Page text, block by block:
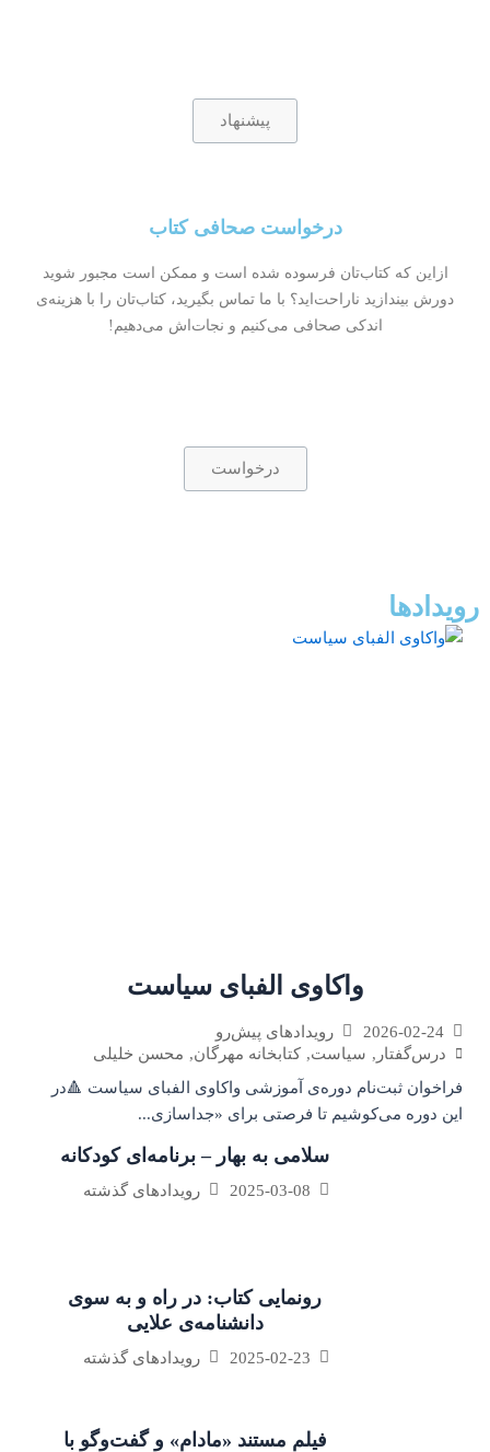
پیشنهاد
درخواست صحافی کتاب
ازاین که کتاب‌تان فرسوده شده است و ممکن است مجبور شوید
دورش بیندازید ناراحت‌اید؟ با ما تماس بگیرید،‌ کتاب‌تان را با هزینه‌ی
اندکی صحافی می‌کنیم و نجات‌اش می‌دهیم!
درخواست
رویدادها
واکاوی الفبای سیاست
2026-02-24
رویدادهای پیش‌رو
درس‌گفتار , سیاست, کتابخانه مهرگان, محسن خلیلی
فراخوان ثبت‌نام دوره‌ی آموزشی واکاوی الفبای سیاست 🔺در
این دوره می‌کوشیم تا فرصتی برای «جداسازی...
سلامی به بهار – برنامه‌ای کودکانه
2025-03-08 رویدادهای گذشته
رونمایی کتاب: در راه و به سوی
دانشنامه‌ی علایی
2025-02-23 رویدادهای گذشته
فیلم مستند «مادام» و گفت‌وگو با